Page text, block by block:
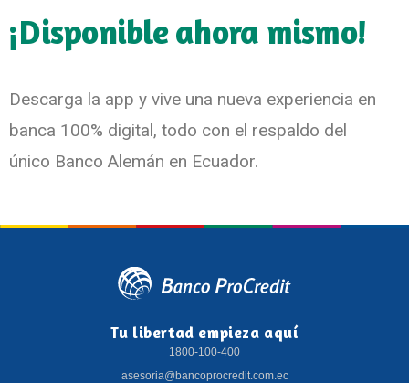
¡Disponible ahora mismo!
Descarga la app y vive una nueva experiencia en
banca 100% digital, todo con el respaldo del
único Banco Alemán en Ecuador.
Tu libertad empieza aquí
1800-100-400
asesoria@bancoprocredit.com.ec